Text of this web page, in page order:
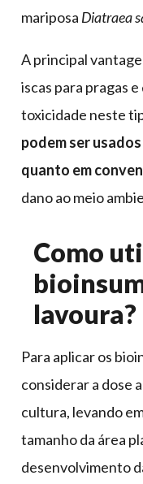
mariposa Diatraea
A principal
iscas para pragas
toxicidade neste
podem ser
quanto em
dano ao meio
Como
lavoura?
Para aplicar os
considerar a dose
cultura, levando
tamanho da área
desenvolvimento